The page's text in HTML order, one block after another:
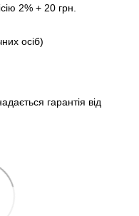
2% + 20 грн.
осіб)
гарантія від